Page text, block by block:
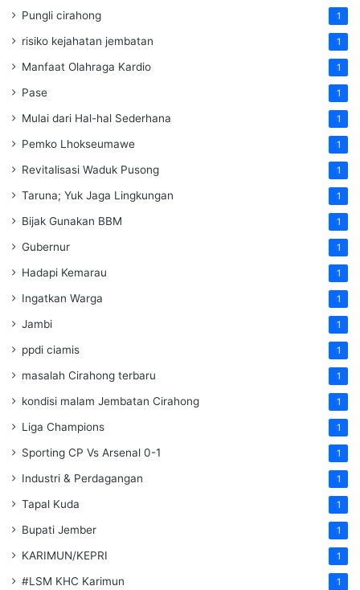
Pungli cirahong 1
risiko kejahatan jembatan 1
Manfaat Olahraga Kardio 1
Pase 1
Mulai dari Hal-hal Sederhana 1
Pemko Lhokseumawe 1
Revitalisasi Waduk Pusong 1
Taruna; Yuk Jaga Lingkungan 1
Bijak Gunakan BBM 1
Gubernur 1
Hadapi Kemarau 1
Ingatkan Warga 1
Jambi 1
ppdi ciamis 1
masalah Cirahong terbaru 1
kondisi malam Jembatan Cirahong 1
Liga Champions 1
Sporting CP Vs Arsenal 0-1 1
Industri & Perdagangan 1
Tapal Kuda 1
Bupati Jember 1
KARIMUN/KEPRI 1
#LSM KHC Karimun 1